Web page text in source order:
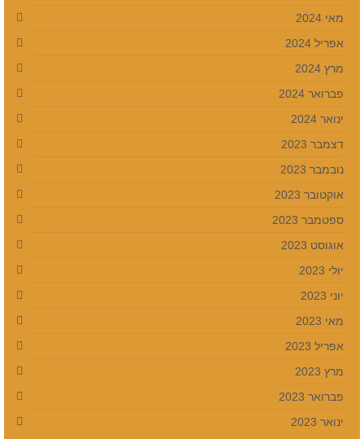
מאי 2024
אפריל 2024
מרץ 2024
פברואר 2024
ינואר 2024
דצמבר 2023
נובמבר 2023
אוקטובר 2023
ספטמבר 2023
אוגוסט 2023
יולי 2023
יוני 2023
מאי 2023
אפריל 2023
מרץ 2023
פברואר 2023
ינואר 2023